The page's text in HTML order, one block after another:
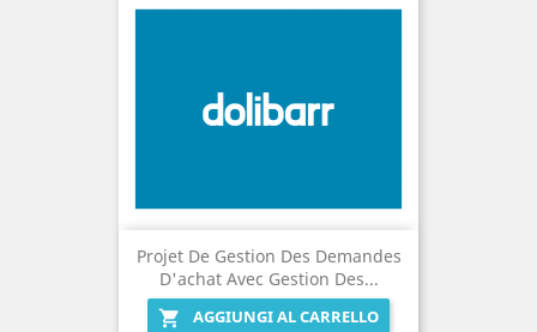
Projet De Gestion Des Demandes
D'achat Avec Gestion Des...

AGGIUNGI AL CARRELLO